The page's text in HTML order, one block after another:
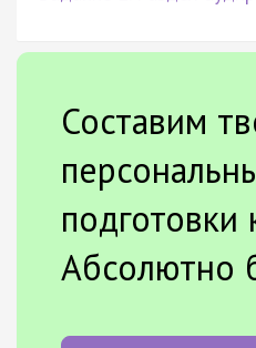
Составим
подготовки
Абсолютно